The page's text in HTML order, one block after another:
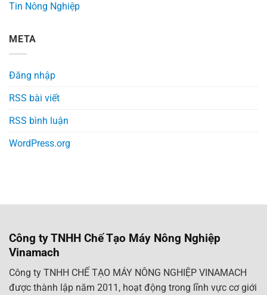
Tin Nông Nghiệp
META
Đăng nhập
RSS bài viết
RSS bình luận
WordPress.org
Công ty TNHH Chế Tạo Máy Nông Nghiệp
Vinamach
Công ty TNHH CHẾ TẠO MÁY NÔNG NGHIỆP VINAMACH
được thành lập năm 2011, hoạt động trong lĩnh vực cơ giới